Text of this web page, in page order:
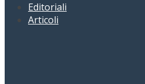
Editoriali
Articoli